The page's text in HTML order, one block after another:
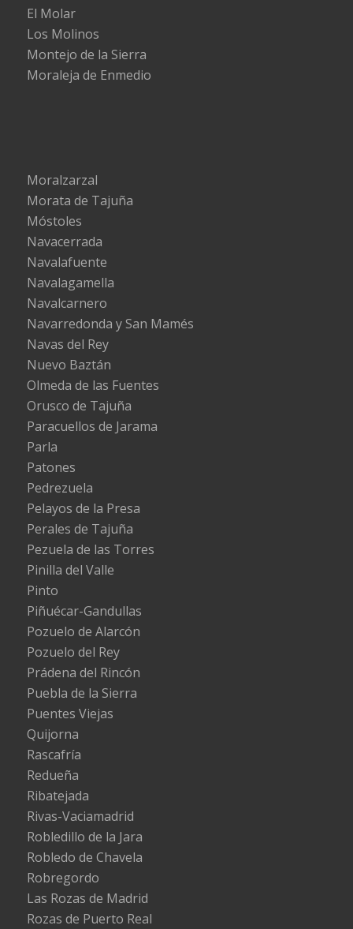
El Molar
Los Molinos
Montejo de la Sierra
Moraleja de Enmedio
Moralzarzal
Morata de Tajuña
Móstoles
Navacerrada
Navalafuente
Navalagamella
Navalcarnero
Navarredonda y San Mamés
Navas del Rey
Nuevo Baztán
Olmeda de las Fuentes
Orusco de Tajuña
Paracuellos de Jarama
Parla
Patones
Pedrezuela
Pelayos de la Presa
Perales de Tajuña
Pezuela de las Torres
Pinilla del Valle
Pinto
Piñuécar-Gandullas
Pozuelo de Alarcón
Pozuelo del Rey
Prádena del Rincón
Puebla de la Sierra
Puentes Viejas
Quijorna
Rascafría
Redueña
Ribatejada
Rivas-Vaciamadrid
Robledillo de la Jara
Robledo de Chavela
Robregordo
Las Rozas de Madrid
Rozas de Puerto Real